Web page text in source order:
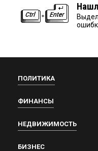
ПОЛИТИКА
ФИНАНСЫ
НЕДВИЖИМОСТЬ
БИЗНЕС